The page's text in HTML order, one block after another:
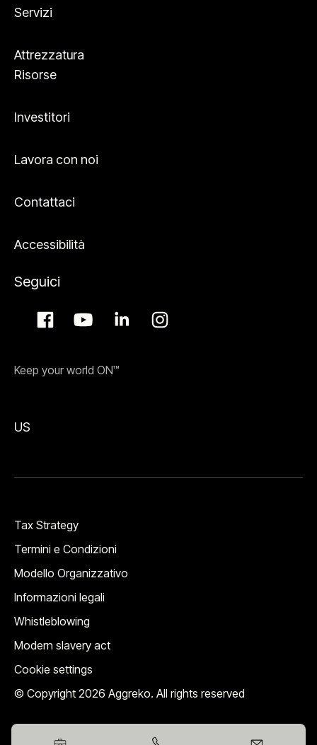
Servizi
Attrezzatura
Risorse
Investitori
Lavora con noi
Contattaci
Accessibilità
Seguici
Keep your world ON™
US
© Copyright 2026 Aggreko. All rights reserved
Tax Strategy
Termini e Condizioni
Modello Organizzativo
Informazioni legali
Whistleblowing
Modern slavery act
Cookie settings